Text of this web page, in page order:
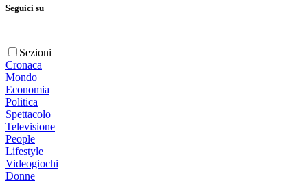
Seguici su
Sezioni
Cronaca
Mondo
Economia
Politica
Spettacolo
Televisione
People
Lifestyle
Videogiochi
Donne